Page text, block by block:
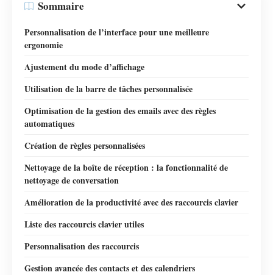
Sommaire
Personnalisation de l’interface pour une meilleure
ergonomie
Ajustement du mode d’affichage
Utilisation de la barre de tâches personnalisée
Optimisation de la gestion des emails avec des règles
automatiques
Création de règles personnalisées
Nettoyage de la boîte de réception : la fonctionnalité de
nettoyage de conversation
Amélioration de la productivité avec des raccourcis clavier
Liste des raccourcis clavier utiles
Personnalisation des raccourcis
Gestion avancée des contacts et des calendriers